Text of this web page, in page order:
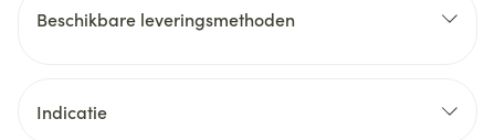
Beschikbare leveringsmethoden
Indicatie